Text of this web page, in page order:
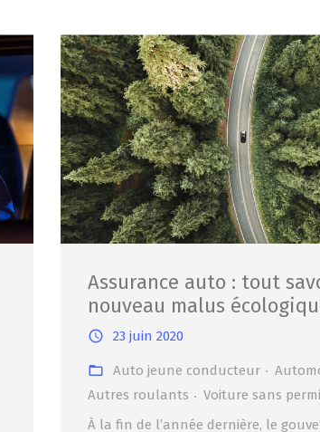
Assurance auto : tout
nouveau malus
23 juin 2020
Auto jeune conducteur
Autres roulants
Voiture sans
À la fin de l’année dernière, le